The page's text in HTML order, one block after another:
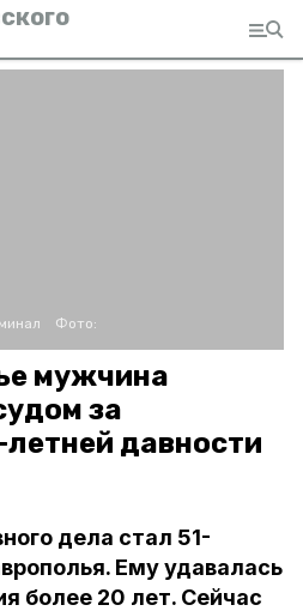
Фото:
мужчина
за
давности
дела стал 51-
Ему удавалась
более 20 лет. Сейчас